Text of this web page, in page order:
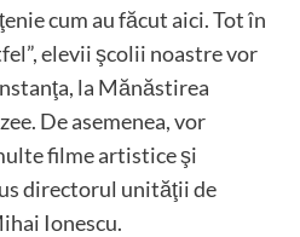
cum au făcut aici. Tot în
elevii şcolii noastre vor
la Mănăstirea
De asemenea, vor
filme artistice şi
directorul unităţii de
Ionescu.